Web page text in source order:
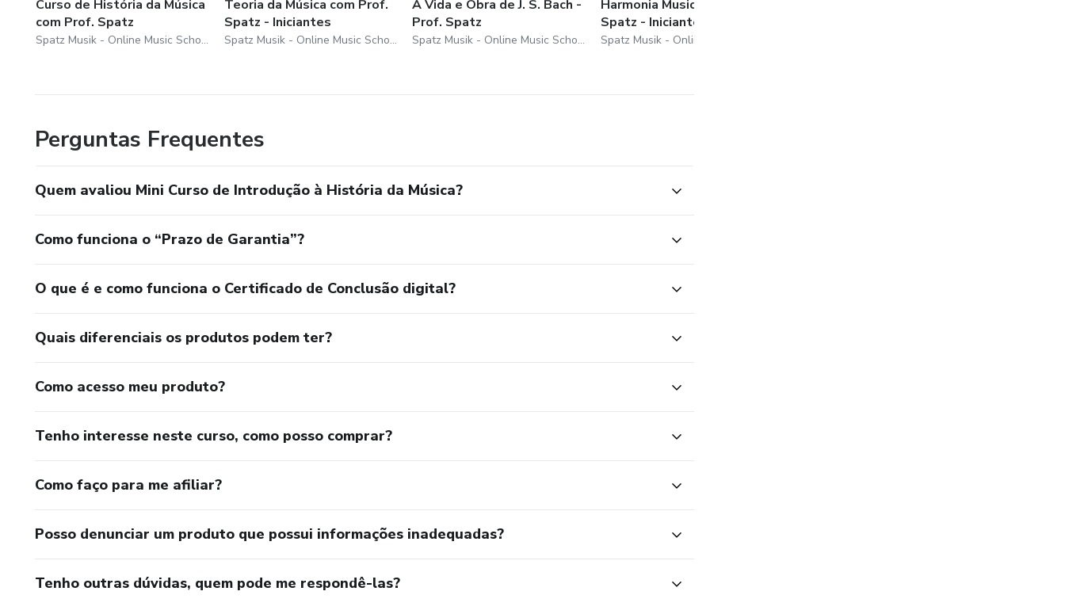
Curso de História da Música
com Prof. Spatz
Spatz Musik - Online Music School
Teoria da Música com Prof.
Spatz - Iniciantes
Spatz Musik - Online Music School
A Vida e Obra de J. S. Bach -
Prof. Spatz
Spatz Musik - Online Music School
Harmonia Musical com Prof.
Spatz - Iniciantes
Perguntas Frequentes
Quem avaliou Mini Curso de Introdução à História da Música?
Como funciona o “Prazo de Garantia”?
O que é e como funciona o Certificado de Conclusão digital?
Quais diferenciais os produtos podem ter?
Como acesso meu produto?
Tenho interesse neste curso, como posso comprar?
Como faço para me afiliar?
Posso denunciar um produto que possui informações inadequadas?
Tenho outras dúvidas, quem pode me respondê-las?